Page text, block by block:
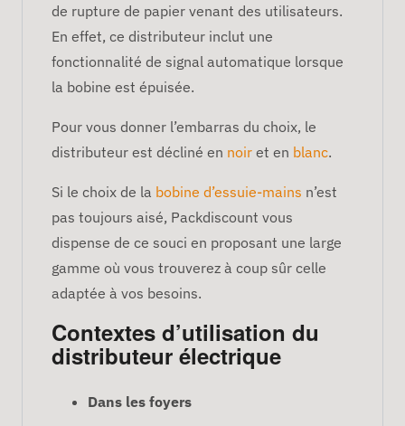
de rupture de papier venant des utilisateurs.
En effet, ce distributeur inclut une
fonctionnalité de signal automatique lorsque
la bobine est épuisée.
Pour vous donner l’embarras du choix, le
distributeur est décliné en noir et en blanc.
Si le choix de la bobine d’essuie-mains n’est
pas toujours aisé, Packdiscount vous
dispense de ce souci en proposant une large
gamme où vous trouverez à coup sûr celle
adaptée à vos besoins.
Contextes d’utilisation du
distributeur électrique
Dans les foyers